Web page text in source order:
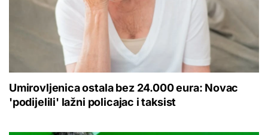
Umirovljenica ostala bez 24.000 eura: Novac
'podijelili' lažni policajac i taksist